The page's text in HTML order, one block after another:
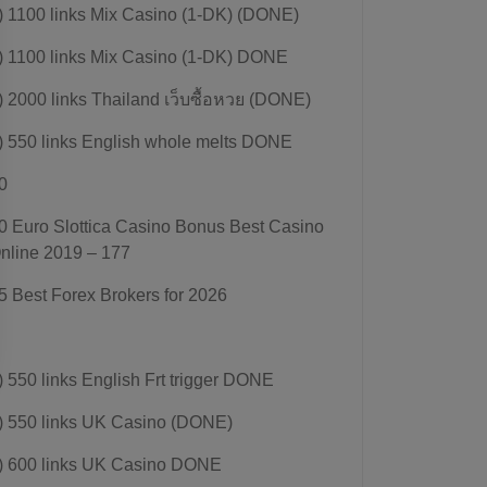
1100 links Mix Casino (1-DK) (DONE)
1100 links Mix Casino (1-DK) DONE
2000 links Thailand เว็บซื้อหวย (DONE)
550 links English whole melts DONE
Euro Slottica Casino Bonus Best Casino
2019 – 177
Best Forex Brokers for 2026
550 links English Frt trigger DONE
550 links UK Casino (DONE)
600 links UK Casino DONE